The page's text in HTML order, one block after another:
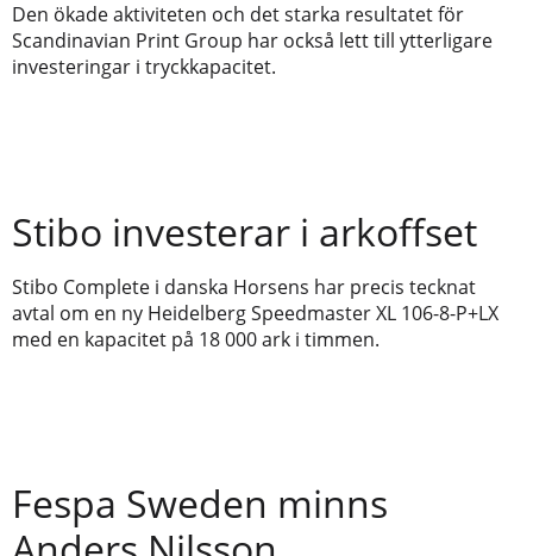
Den ökade aktiviteten och det starka resultatet för
Scandinavian Print Group har också lett till ytterligare
investeringar i tryckkapacitet.
Stibo investerar i arkoffset
Stibo Complete i danska Horsens har precis tecknat
avtal om en ny Heidelberg Speedmaster XL 106-8-P+LX
med en kapacitet på 18 000 ark i timmen.
Fespa Sweden minns